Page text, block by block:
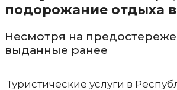
подорожание отдыха
Несмотря на
выданные ранее
Туристические услуги в